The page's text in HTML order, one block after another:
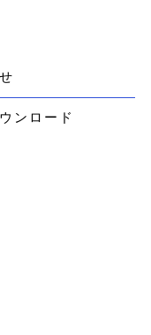
ンロード